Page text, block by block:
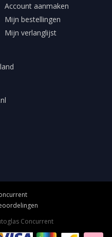
Account aanmaken
Mijn bestellingen
Mijn verlanglijst
Concurrent